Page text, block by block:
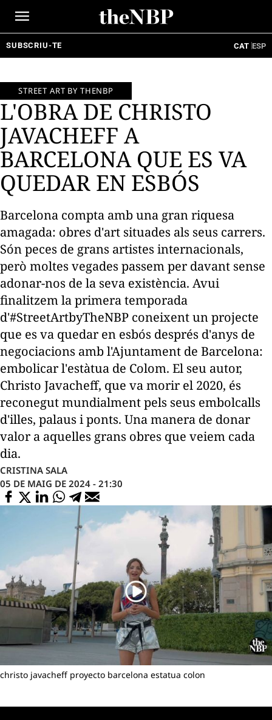
SUBSCRIU-TE CAT ESP
STREET ART BY THENBP
L'OBRA DE CHRISTO
JAVACHEFF A
BARCELONA QUE ES VA
QUEDAR EN ESBÓS
Barcelona compta amb una gran riquesa
amagada: obres d'art situades als seus carrers.
Són peces de grans artistes internacionals,
però moltes vegades passem per davant sense
adonar-nos de la seva existència. Avui
finalitzem la primera temporada
d'#StreetArtbyTheNBP coneixent un projecte
que es va quedar en esbós després d'anys de
negociacions amb l'Ajuntament de Barcelona:
embolicar l'estàtua de Colom. El seu autor,
Christo Javacheff, que va morir el 2020, és
reconegut mundialment pels seus embolcalls
d'illes, palaus i ponts. Una manera de donar
valor a aquelles grans obres que veiem cada
dia.
CRISTINA SALA
05 DE MAIG DE 2024 - 21:30
christo javacheff proyecto barcelona estatua colon